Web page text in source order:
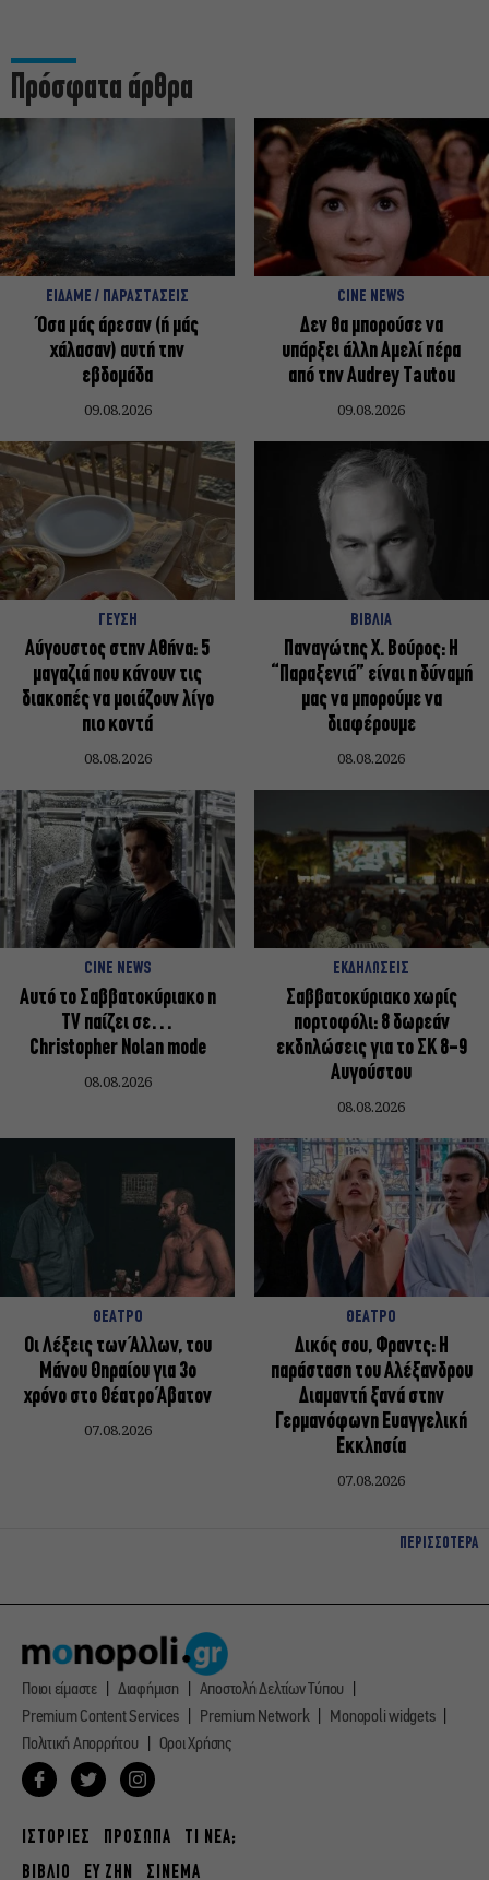
Πρόσφατα άρθρα
ΕΙΔΑΜΕ / ΠΑΡΑΣΤΑΣΕΙΣ
Όσα μάς άρεσαν (ή μάς
χάλασαν) αυτή την
εβδομάδα
09.08.2026
CINE NEWS
Δεν θα μπορούσε να
υπάρξει άλλη Αμελί πέρα
από την Audrey Tautou
09.08.2026
ΓΕΥΣΗ
Αύγουστος στην Αθήνα: 5
μαγαζιά που κάνουν τις
διακοπές να μοιάζουν λίγο
πιο κοντά
08.08.2026
ΒΙΒΛΙΑ
Παναγώτης Χ. Βούρος: Η
“Παραξενιά” είναι η δύναμή
μας να μπορούμε να
διαφέρουμε
08.08.2026
CINE NEWS
Αυτό το Σαββατοκύριακο η
TV παίζει σε…
Christopher Nolan mode
08.08.2026
ΕΚΔΗΛΩΣΕΙΣ
Σαββατοκύριακο χωρίς
πορτοφόλι: 8 δωρεάν
εκδηλώσεις για το ΣΚ 8-9
Αυγούστου
08.08.2026
ΘΕΑΤΡΟ
Οι Λέξεις των Άλλων, του
Μάνου Θηραίου για 3ο
χρόνο στο Θέατρο Άβατον
07.08.2026
ΘΕΑΤΡΟ
Δικός σου, Φραντς: Η
παράσταση του Αλέξανδρου
Διαμαντή ξανά στην
Γερμανόφωνη Ευαγγελική
Εκκλησία
07.08.2026
ΠΕΡΙΣΣΟΤΕΡΑ
Ποιοι είμαστε Διαφήμιση
Αποστολή Δελτίων Τύπου
Premium Content Services
Premium Network
Monopoli widgets
Πολιτική Απορρήτου
Οροι Χρήσης
ΙΣΤΟΡΙΕΣ ΠΡΟΣΩΠΑ
ΤΙ ΝΕΑ;
ΒΙΒΛΙΟ
ΕΥ ΖΗΝ ΣΙΝΕΜΑ